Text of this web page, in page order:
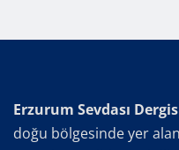
Erzurum Sevdası
doğu bölgesinde yer